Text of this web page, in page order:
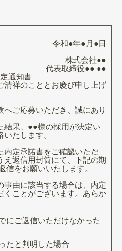
令和●年●月●日
株式会社●●
代表取締役●● ●●
通知書
祥のこととお慶び申し上げ
へご応募いただき、誠にあり
結果、●●様の採用が決定い
たします。
内定承諾書をご確認いただ
え返信用封筒にて、下記の期
信をお願いいたします。
事由に該当する場合は、内定
くことがございます。あらか
にご返信いただけなかった
たと判明した場合